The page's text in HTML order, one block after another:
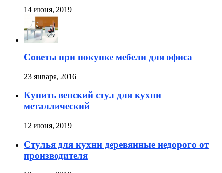
14 июня, 2019
Советы при покупке мебели для офиса
23 января, 2016
Купить венский стул для кухни
металлический
12 июня, 2019
Стулья для кухни деревянные недорого от
производителя